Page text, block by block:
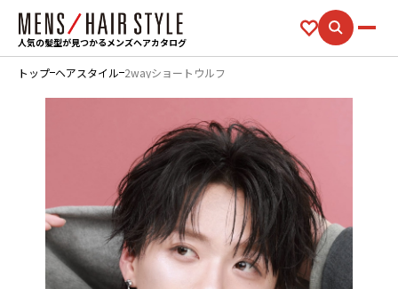
人気の髪型が見つかるメンズヘアカタログ
トップ ヘアスタイル 2wayショートウルフ